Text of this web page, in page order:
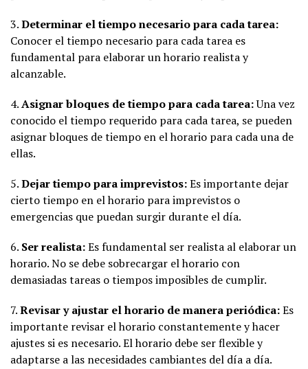
3.Determinar el tiempo necesario para cada tarea:
Conocer el tiempo necesario para cada tarea es
fundamental para elaborar un horario realista y
alcanzable.
4.Asignar bloques de tiempo para cada tarea:Una vez
conocido el tiempo requerido para cada tarea, se pueden
asignar bloques de tiempo en el horario para cada una de
ellas.
5.Dejar tiempo para imprevistos:Es importante dejar
cierto tiempo en el horario para imprevistos o
emergencias que puedan surgir durante el día.
6. Ser realista:Es fundamental ser realista al elaborar un
horario. No se debe sobrecargar el horario con
demasiadas tareas o tiempos imposibles de cumplir.
7.Revisar y ajustar el horario de manera periódica:Es
importante revisar el horario constantemente y hacer
ajustes si es necesario. El horario debe ser flexible y
adaptarse a las necesidades cambiantes del día a día.